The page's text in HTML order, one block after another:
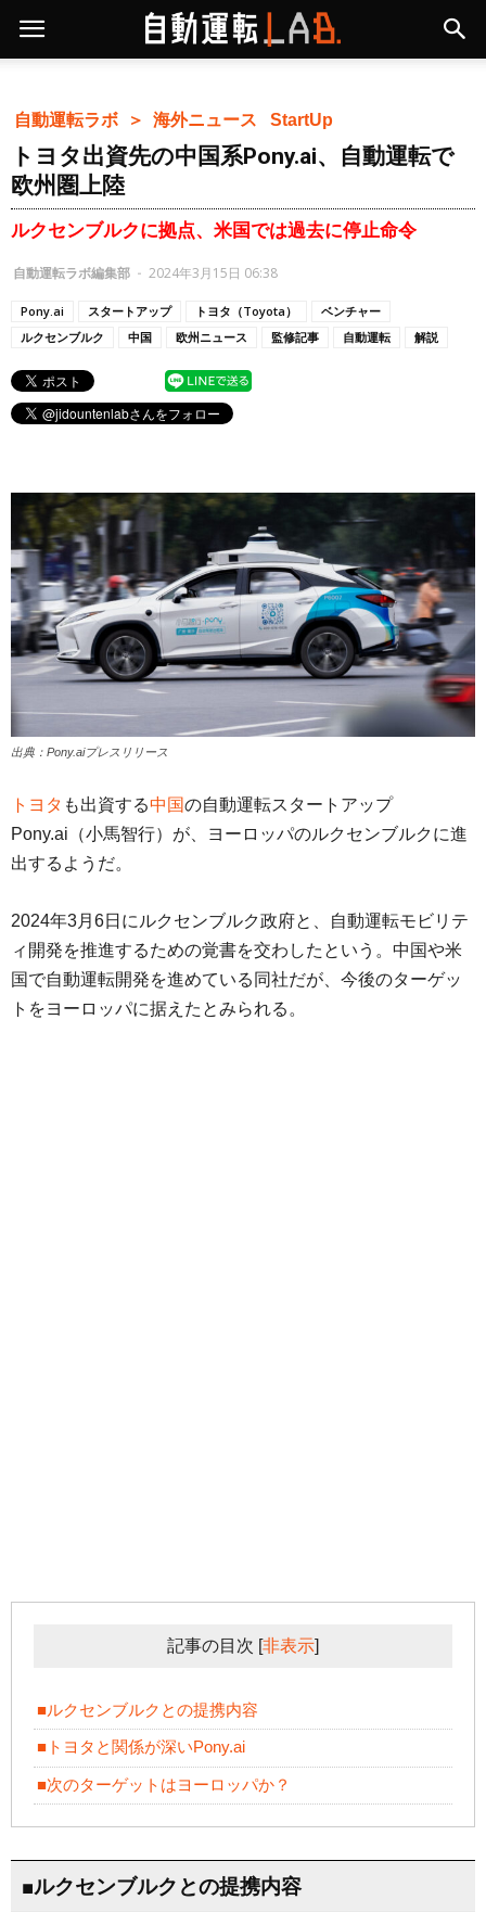
自動運転ラボ ＞ 海外ニュース StartUp
トヨタ出資先の中国系Pony.ai、自動運転で
欧州圏上陸
ルクセンブルクに拠点、米国では過去に停止命令
自動運転ラボ編集部 - 2024年3月15日 06:38
Pony.ai スタートアップ トヨタ（Toyota）
ベンチャー
ルクセンブルク
中国 欧州ニュース 監修記事 自動運転 解説
出典：Pony.aiプレスリリース
トヨタ も出資する中国の自動運転スタートアップ
Pony.ai（小馬智行）が、ヨーロッパのルクセンブルクに進
出するようだ。
2024年3月6日にルクセンブルク政府と、自動運転モビリテ
ィ開発を推進するための覚書を交わしたという。中国や米
国で自動運転開発を進めている同社だが、今後のターゲッ
トをヨーロッパに据えたとみられる。
記事の目次 [非表示]
■ルクセンブルクとの提携内容
■トヨタと関係が深いPony.ai
■次のターゲットはヨーロッパか？
■ルクセンブルクとの提携内容